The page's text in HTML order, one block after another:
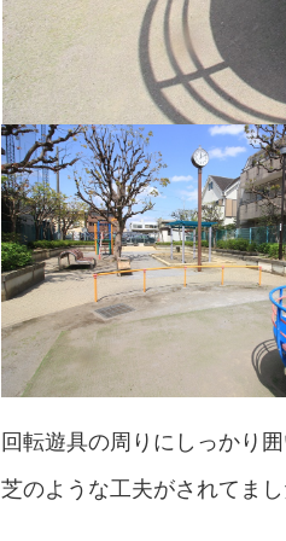
回転遊具の周りにしっかり
芝のような工夫がされてま